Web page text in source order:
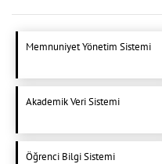
Memnuniyet Yönetim Sistemi
Akademik Veri Sistemi
Öğrenci Bilgi Sistemi